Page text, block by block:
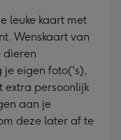
leuke kaart met
Wenskaart van
dieren
je eigen foto('s),
extra persoonlijk
aan je
deze later af te